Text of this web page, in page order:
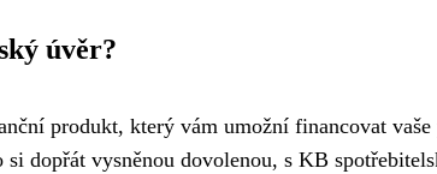
úvěr?
produkt, který vám umožní financovat
si dopřát vysněnou dovolenou, s KB